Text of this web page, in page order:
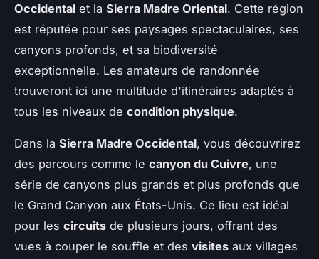
Occidental et la Sierra Madre Oriental. Cette région
est réputée pour ses paysages spectaculaires, ses
canyons profonds, et sa biodiversité
exceptionnelle. Les amateurs de randonnée
trouveront ici une multitude d'itinéraires adaptés à
tous les niveaux de condition physique.
Dans la Sierra Madre Occidental, vous découvrirez
des parcours comme le canyon du Cuivre, une
série de canyons plus grands et plus profonds que
le Grand Canyon aux États-Unis. Ce lieu est idéal
pour les circuits de plusieurs jours, offrant des
vues à couper le souffle et des visites aux villages